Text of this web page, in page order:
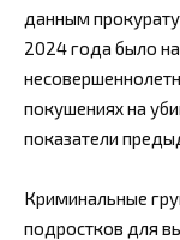
данным
2024 года было
покушениях на
показатели
Криминальные
подростков для